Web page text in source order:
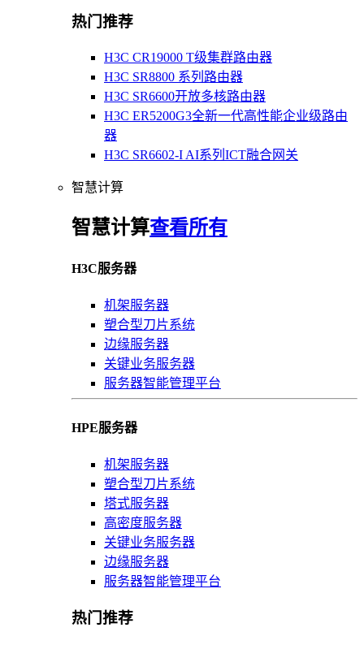
热门推荐
H3C CR19000 T级集群路由器
H3C SR8800 系列路由器
H3C SR6600开放多核路由器
H3C ER5200G3全新一代高性能企业级路由
器
H3C SR6602-I AI系列ICT融合网关
智慧计算
智慧计算查看所有
H3C服务器
机架服务器
塑合型刀片系统
边缘服务器
关键业务服务器
服务器智能管理平台
HPE服务器
机架服务器
塑合型刀片系统
塔式服务器
高密度服务器
关键业务服务器
边缘服务器
服务器智能管理平台
热门推荐